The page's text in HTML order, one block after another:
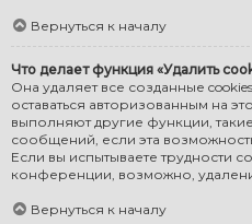
Вернуться к началу
Что делает функция «Удалить
Она удаляет все созданные
оставаться авторизованным на
выполняют другие функции,
сообщений, если эта
Если вы испытываете трудности
конференции, возможно,
Вернуться к началу